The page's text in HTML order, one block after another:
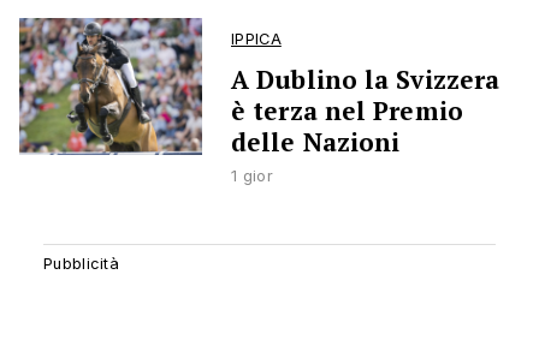
IPPICA
A Dublino la Svizzera
è terza nel Premio
delle Nazioni
1 gior